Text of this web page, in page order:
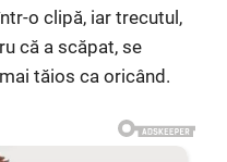
o clipă, iar trecutul,
că a scăpat, se
tăios ca oricând.